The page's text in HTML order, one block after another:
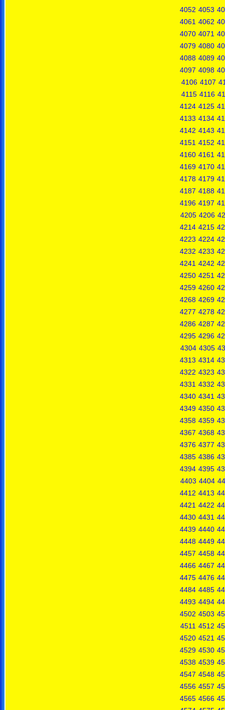
4052 4053
4061 4062
4070 4071
4079 4080
4088 4089
4097 4098
4106 4107
4115 4116
4124 4125
4133 4134
4142 4143
4151 4152
4160 4161
4169 4170
4178 4179
4187 4188
4196 4197
4205 4206
4214 4215
4223 4224
4232 4233
4241 4242
4250 4251
4259 4260
4268 4269
4277 4278
4286 4287
4295 4296
4304 4305
4313 4314
4322 4323
4331 4332
4340 4341
4349 4350
4358 4359
4367 4368
4376 4377
4385 4386
4394 4395
4403 4404
4412 4413
4421 4422
4430 4431
4439 4440
4448 4449
4457 4458
4466 4467
4475 4476
4484 4485
4493 4494
4502 4503
4511 4512
4520 4521
4529 4530
4538 4539
4547 4548
4556 4557
4565 4566